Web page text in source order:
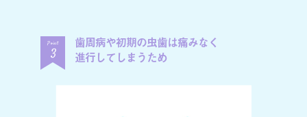
Point
3
歯周病や初期の虫歯は痛みなく
進行してしまうため